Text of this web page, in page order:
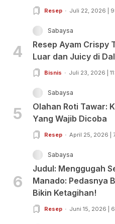
Resep Juli 22, 2026 |
4
Sabaysa
Resep Ayam Crispy
Luar dan Juicy di
Bisnis Juli 23, 2026 |
5
Sabaysa
Olahan Roti Tawar:
Yang Wajib Dicoba
Resep April 25, 2026 |
6
Sabaysa
Judul: Menggugah
Manado: Pedasnya
Bikin Ketagihan!
Resep Juni 15, 2026 |